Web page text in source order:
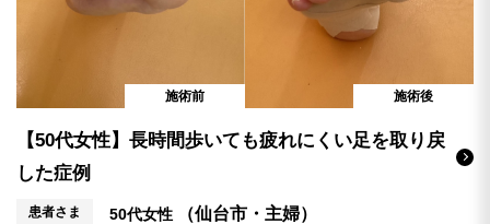
施術前 施術後
【50代女性】長時間歩いても疲れにくい足を取り戻
した症例
患者さま 50代女性 （仙台市・主婦）